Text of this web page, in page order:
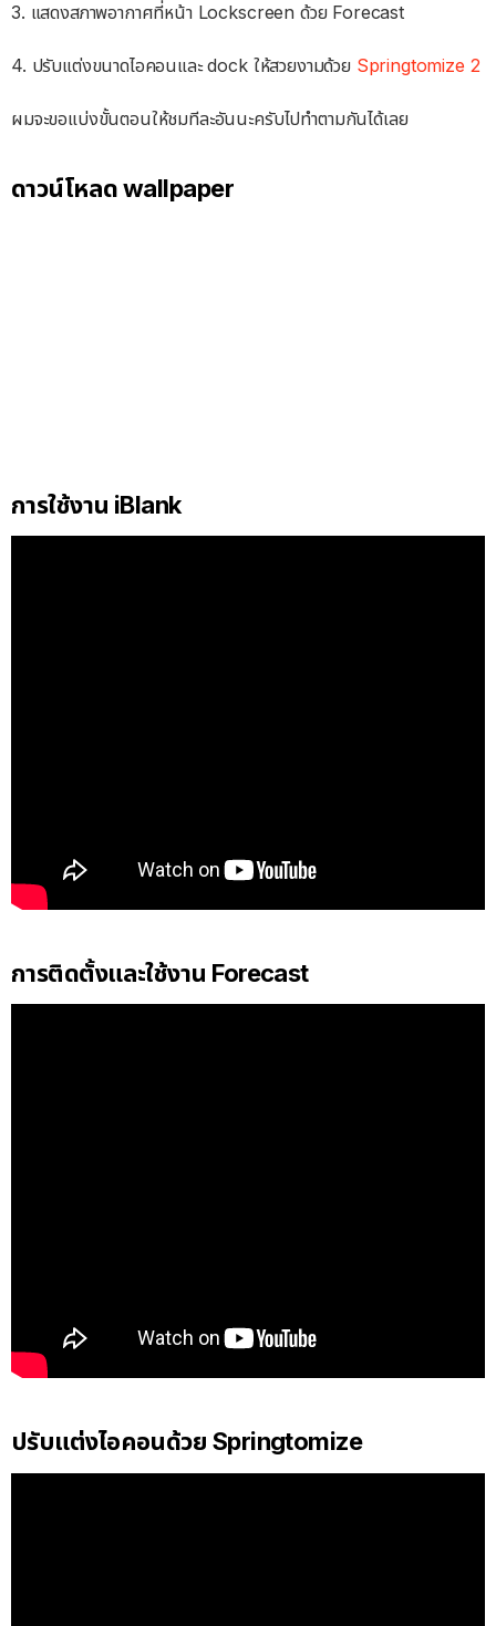
3. แสดงสภาพอากาศที่หน้า Lockscreen ด้วย Forecast
4. ปรับแต่งขนาดไอคอนและ dock ให้สวยงามด้วย Springtomize 2
ผมจะขอแบ่งขั้นตอนให้ชมทีละอันนะครับไปทำตามกันได้เลย
ดาวน์โหลด wallpaper
การใช้งาน iBlank
การติดตั้งและใช้งาน Forecast
ปรับแต่งไอคอนด้วย Springtomize